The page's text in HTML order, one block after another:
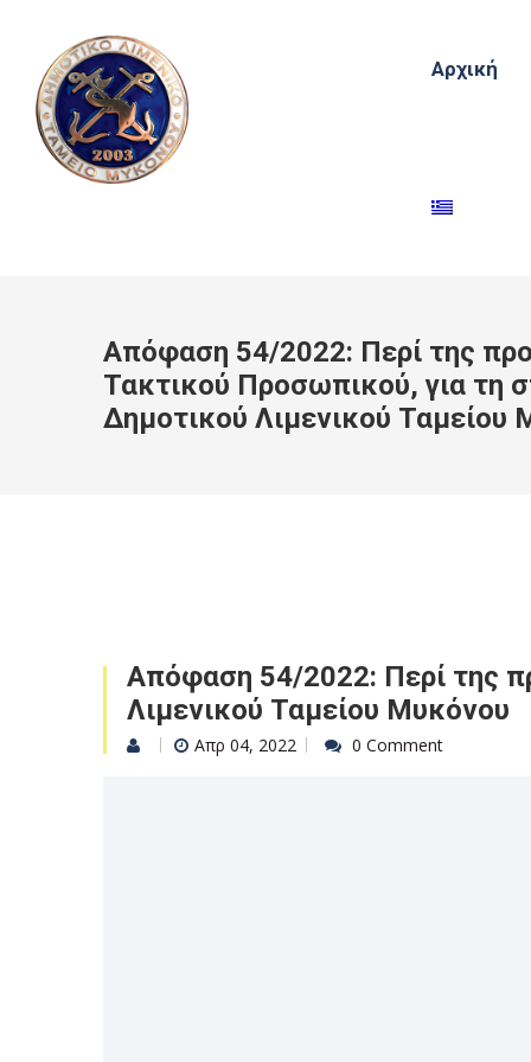
Αρχική
Απόφαση 54/2022: Περί της
Τακτικού Προσωπικού, για τη
Δημοτικού Λιμενικού Ταμείου
Απόφαση 54/2022: Περί της
Λιμενικού Ταμείου Μυκόνου
Απρ 04, 2022 0 Comment